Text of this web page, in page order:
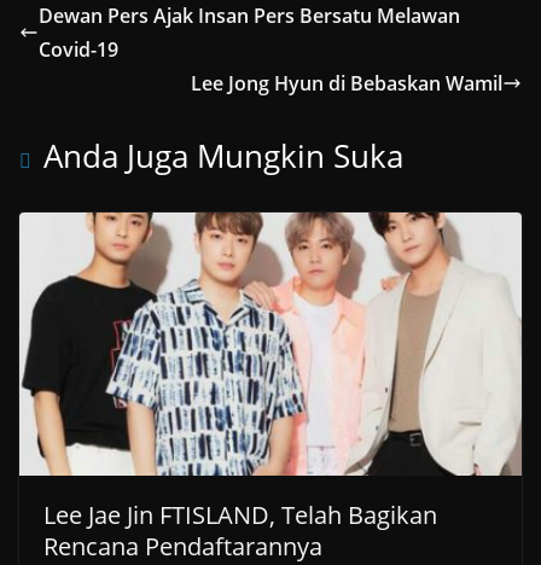
Dewan Pers Ajak Insan Pers Bersatu Melawan
Covid-19
Lee Jong Hyun di Bebaskan Wamil
Anda Juga Mungkin Suka
Lee Jae Jin FTISLAND, Telah Bagikan
Rencana Pendaftarannya